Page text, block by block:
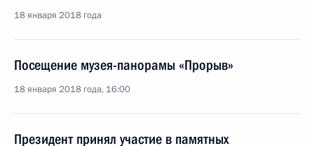
18 января 2018 года
Посещение музея-панорамы «Прорыв»
18 января 2018 года, 16:00
Президент принял участие в памятных